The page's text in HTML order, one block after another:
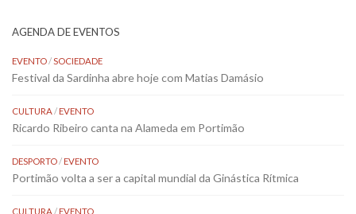
AGENDA DE EVENTOS
EVENTO/SOCIEDADE
Festival da Sardinha abre hoje com Matias Damásio
CULTURA/EVENTO
Ricardo Ribeiro canta na Alameda em Portimão
DESPORTO/EVENTO
Portimão volta a ser a capital mundial da Ginástica Rítmica
CULTURA/EVENTO